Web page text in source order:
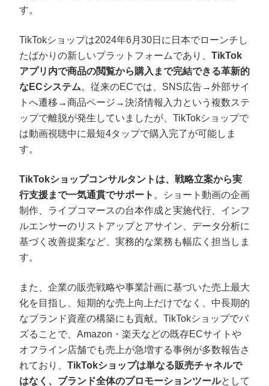
す。
TikTokショップは2024年6月30日に日本でローンチし
たばかりの新しいプラットフォームであり、 TikTok
アプリ内で商品の閲覧から購入まで完結できる革新的
なECシステム。従来のECでは、SNS広告→外部サイ
トへ遷移→商品ページ→決済情報入力という複数ステ
ップで離脱が発生していましたが、TikTokショップで
は動画視聴中に最短4タップで購入完了が可能しま
す。
TikTokショップコンサルタントは、戦略立案から実
行支援まで一気通貫でサポート 。ショート動画の企画
制作、ライブコマースの台本作成と実施代行、インフ
ルエンサーのリストアップとアサイン、データ分析に
基づく改善提案など、実務的な業務も幅広く担当しま
す。
また、企業の販売戦略や事業計画に基づいた売上最大
化を目指し、短期的な売上向上だけでなく、中長期的
なブランド資産の構築にも貢献。TikTokショップでバ
ズることで、Amazon・楽天などの既存ECサイトや
オフライン店舗でも売上が急増する事例が多数報告さ
れており、 TikTokショップは単なる販売チャネルで
はなく、ブランド全体のプロモーションツールとして